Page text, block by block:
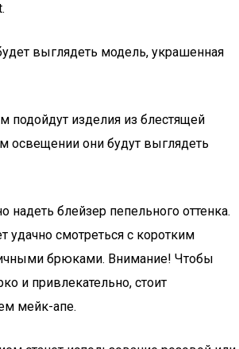
выглядеть модель, украшенная
изделия из блестящей
освещении они будут выглядеть
надеть блейзер пепельного оттенка.
удачно смотреться с коротким
брюками. Внимание! Чтобы
и привлекательно, стоит
мейк-апе.